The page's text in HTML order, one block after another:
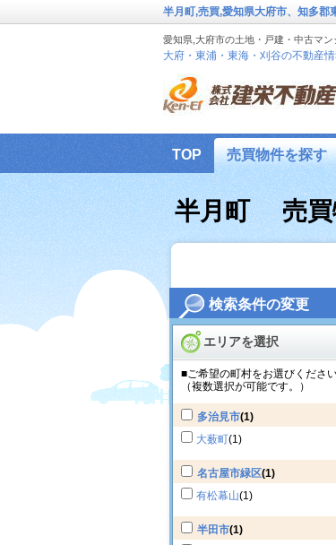
検索条件の変更
エリアを選択
■ご希望の町村をお選びください
（複数選択が可能です。）
多治見市(1)
大薮町(1)
名古屋市緑区(1)
有松幕山(1)
半田市(1)
半月町,売買,愛知県大府市、知多郡
愛知県,大府市の土地・戸建・中古マ
大府・東浦・東海・刈谷の不動産情
TOP 売買物件
建栄不動産 個人情報保
半月町 売買